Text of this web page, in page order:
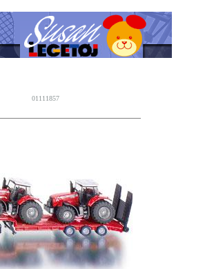
01111857